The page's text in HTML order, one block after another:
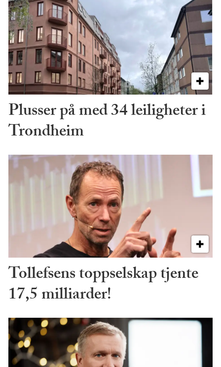
Plusser på med 34 leiligheter i
Trondheim
Tollefsens toppselskap tjente
17,5 milliarder!